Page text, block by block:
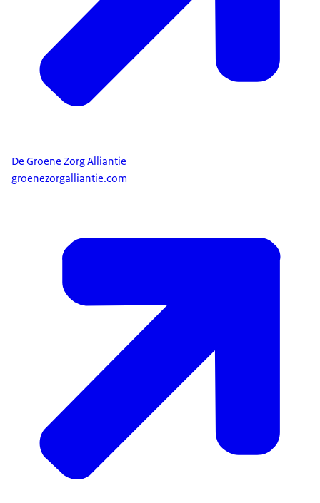
De Groene Zorg Alliantie
groenezorgalliantie.com